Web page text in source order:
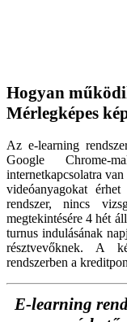
Hogyan
Mérlegképes
Az e-learning
Google
internetkapcsolatra
videóanyagokat
rendszer, nincs
megtekintésére 4 hét
turnus indulásának
résztvevőknek. A
rendszerben a
E-learning